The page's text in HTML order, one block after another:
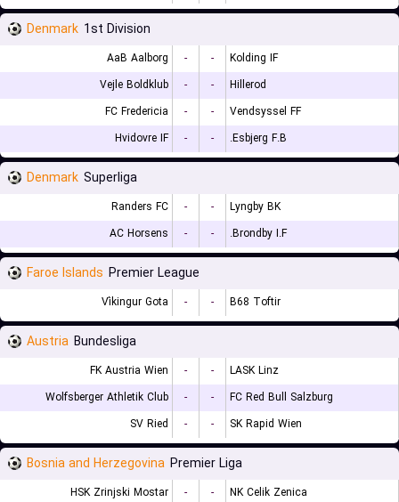
Denmark 1st Division
AaB Aalborg - -
Kolding IF
Vejle Boldklub
- -
Hillerod
FC Fredericia
- -
Vendsyssel FF
Hvidovre IF
- - Esbjerg F.B.
Denmark Superliga
Randers FC - -
Lyngby BK
AC Horsens
- - Brondby I.F.
Faroe Islands Premier League
Víkingur Gota - - B68 Toftir
Austria Bundesliga
FK Austria Wien - -
LASK Linz
Wolfsberger Athletik Club
- -
FC Red Bull Salzburg
SV Ried
- - SK Rapid Wien
Bosnia and Herzegovina Premier Liga
HSK Zrinjski Mostar - -
NK Celik Zenica